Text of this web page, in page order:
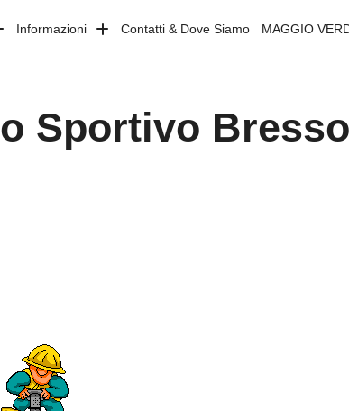
Informazioni Contatti & Dove Siamo MAGGIO
Sportivo